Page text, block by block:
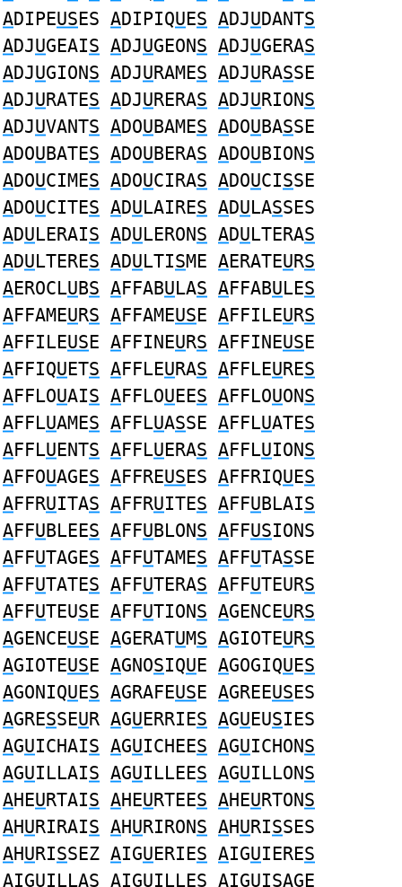
ADIPEUSES ADIPIQUES ADJUDANTS
ADJUGEAIS ADJUGEONS ADJUGERAS
ADJUGIONS ADJURAMES ADJURASSE
ADJURATES ADJURERAS ADJURIONS
ADJUVANTS ADOUBAMES ADOUBASSE
ADOUBATES ADOUBERAS ADOUBIONS
ADOUCIMES ADOUCIRAS ADOUCISSE
ADOUCITES ADULAIRES ADULASSES
ADULERAIS ADULERONS ADULTERAS
ADULTERES ADULTISME AERATEURS
AEROCLUBS AFFABULAS AFFABULES
AFFAMEURS AFFAMEUSE AFFILEURS
AFFILEUSE AFFINEURS AFFINEUSE
AFFIQUETS AFFLEURAS AFFLEURES
AFFLOUAIS AFFLOUEES AFFLOUONS
AFFLUAMES AFFLUASSE AFFLUATES
AFFLUENTS AFFLUERAS AFFLUIONS
AFFOUAGES AFFREUSES AFFRIQUES
AFFRUITAS AFFRUITES AFFUBLAIS
AFFUBLEES AFFUBLONS AFFUSIONS
AFFUTAGES AFFUTAMES AFFUTASSE
AFFUTATES AFFUTERAS AFFUTEURS
AFFUTEUSE AFFUTIONS AGENCEURS
AGENCEUSE AGERATUMS AGIOTEURS
AGIOTEUSE AGNOSIQUE AGOGIQUES
AGONIQUES AGRAFEUSE AGREEUSES
AGRESSEUR AGUERRIES AGUEUSIES
AGUICHAIS AGUICHEES AGUICHONS
AGUILLAIS AGUILLEES AGUILLONS
AHEURTAIS AHEURTEES AHEURTONS
AHURIRAIS AHURIRONS AHURISSES
AHURISSEZ AIGUERIES AIGUIERES
AIGUILLAS AIGUILLES AIGUISAGE